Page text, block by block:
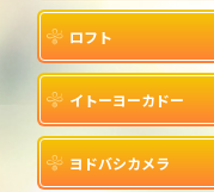
ロフト
イトーヨーカドー
ヨドバシカメラ